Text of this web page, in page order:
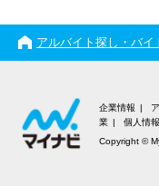
アルバイト探し・バイ
企業情報
業
個人情
Copyright ©